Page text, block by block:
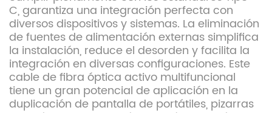
C, garantiza una integración perfecta con
diversos dispositivos y sistemas. La eliminación
de fuentes de alimentación externas simplifica
la instalación, reduce el desorden y facilita la
integración en diversas configuraciones. Este
cable de fibra óptica activo multifuncional
tiene un gran potencial de aplicación en la
duplicación de pantalla de portátiles, pizarras